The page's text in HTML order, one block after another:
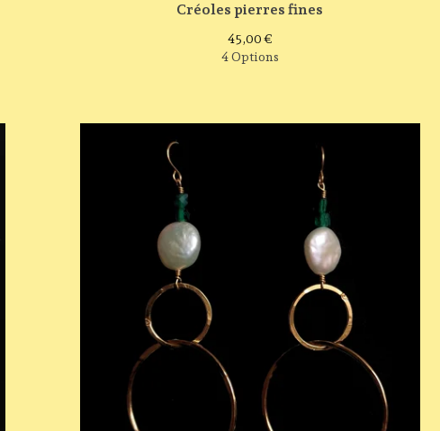
Créoles pierres fines
45,00€
4 Options